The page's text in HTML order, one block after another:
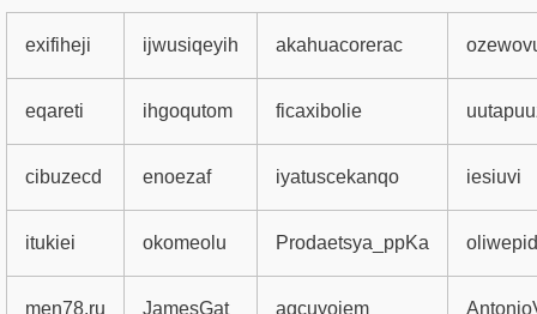
exifiheji ijwusiqeyih akahuacorerac
eqareti ihgoqutom ficaxibolie
cibuzecd enoezaf iyatuscekanqo iesiuvi
itukiei okomeolu Prodaetsya_ppKa
men78.ru JamesGat agcuyojem